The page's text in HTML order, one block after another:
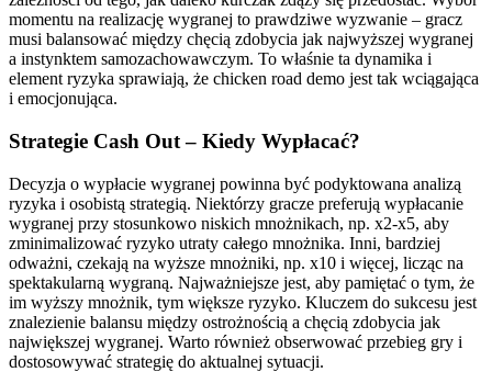
momentu na realizację wygranej to prawdziwe wyzwanie – gracz
musi balansować między chęcią zdobycia jak najwyższej wygranej
a instynktem samozachowawczym. To właśnie ta dynamika i
element ryzyka sprawiają, że chicken road demo jest tak wciągająca
i emocjonująca.
Strategie Cash Out – Kiedy Wypłacać?
Decyzja o wypłacie wygranej powinna być podyktowana analizą
ryzyka i osobistą strategią. Niektórzy gracze preferują wypłacanie
wygranej przy stosunkowo niskich mnożnikach, np. x2-x5, aby
zminimalizować ryzyko utraty całego mnożnika. Inni, bardziej
odważni, czekają na wyższe mnożniki, np. x10 i więcej, licząc na
spektakularną wygraną. Najważniejsze jest, aby pamiętać o tym, że
im wyższy mnożnik, tym większe ryzyko. Kluczem do sukcesu jest
znalezienie balansu między ostrożnością a chęcią zdobycia jak
największej wygranej. Warto również obserwować przebieg gry i
dostosowywać strategię do aktualnej sytuacji.